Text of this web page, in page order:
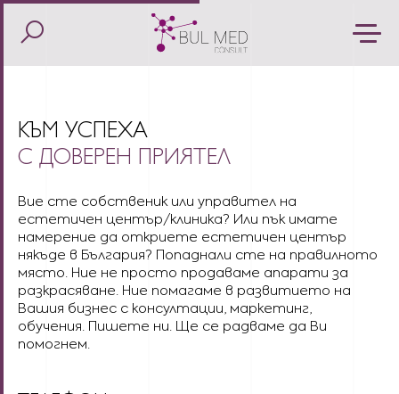
КЪМ УСПЕХА
С ДОВЕРЕН ПРИЯТЕЛ
Вие сте собственик или управител на
естетичен център/клиника? Или пък имате
намерение да откриете естетичен център
някъде в България? Попаднали сте на правилното
място. Ние не просто продаваме апарати за
разкрасяване. Ние помагаме в развитието на
Вашия бизнес с консултации, маркетинг,
обучения. Пишете ни. Ще се радваме да Ви
помогнем.